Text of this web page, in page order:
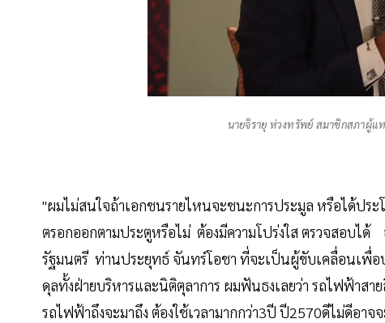
นายจิรายุ ห่วงทรัพย์ สมาชิกสภาผู้แ
"ผมไม่สนใจถ้าเอกชนรายไหนจะชนะการประมูล หรือได้ประ
ตรอกออกตามประตูหรือไม่ ต้องมีความโปร่งใส ตรวจสอบไ
รัฐมนตรี ท่านประยุทธ์ จันทร์โอชา ที่จะเป็นผู้ขับเคลื่อนเพื่อ
ดุลทั้งฝ่ายบริหารและนิติตุลาการ ผมฟันธงเลยว่า รถไฟฟ้าสา
รถไฟฟ้าถึงจะมาถึง ต้องใช้เวลามากกว่า3ปี ปี2570ดีไม่ดีอาจ